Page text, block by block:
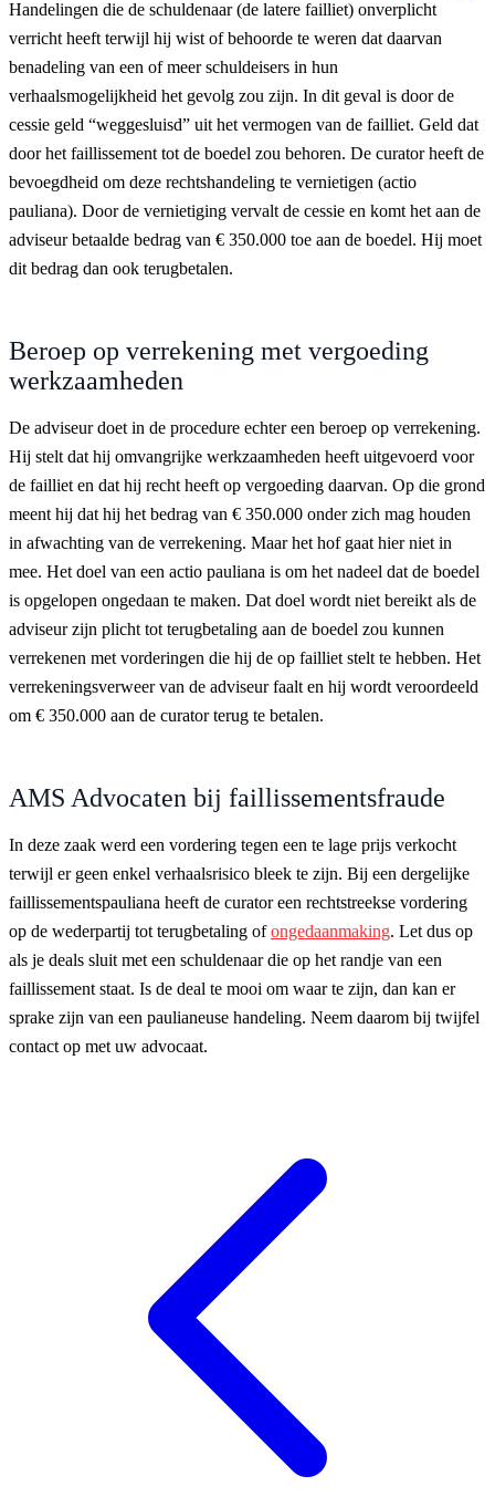
Handelingen die de schuldenaar (de latere failliet) onverplicht
verricht heeft terwijl hij wist of behoorde te weren dat daarvan
benadeling van een of meer schuldeisers in hun
verhaalsmogelijkheid het gevolg zou zijn. In dit geval is door de
cessie geld “weggesluisd” uit het vermogen van de failliet. Geld dat
door het faillissement tot de boedel zou behoren. De curator heeft de
bevoegdheid om deze rechtshandeling te vernietigen (actio
pauliana). Door de vernietiging vervalt de cessie en komt het aan de
adviseur betaalde bedrag van € 350.000 toe aan de boedel. Hij moet
dit bedrag dan ook terugbetalen.
Beroep op verrekening met vergoeding
werkzaamheden
De adviseur doet in de procedure echter een beroep op verrekening.
Hij stelt dat hij omvangrijke werkzaamheden heeft uitgevoerd voor
de failliet en dat hij recht heeft op vergoeding daarvan. Op die grond
meent hij dat hij het bedrag van € 350.000 onder zich mag houden
in afwachting van de verrekening. Maar het hof gaat hier niet in
mee. Het doel van een actio pauliana is om het nadeel dat de boedel
is opgelopen ongedaan te maken. Dat doel wordt niet bereikt als de
adviseur zijn plicht tot terugbetaling aan de boedel zou kunnen
verrekenen met vorderingen die hij de op failliet stelt te hebben. Het
verrekeningsverweer van de adviseur faalt en hij wordt veroordeeld
om € 350.000 aan de curator terug te betalen.
AMS Advocaten bij faillissementsfraude
In deze zaak werd een vordering tegen een te lage prijs verkocht
terwijl er geen enkel verhaalsrisico bleek te zijn. Bij een dergelijke
faillissementspauliana heeft de curator een rechtstreekse vordering
op de wederpartij tot terugbetaling ofongedaanmaking. Let dus op
als je deals sluit met een schuldenaar die op het randje van een
faillissement staat. Is de deal te mooi om waar te zijn, dan kan er
sprake zijn van een paulianeuse handeling. Neem daarom bij twijfel
contact op met uw advocaat.